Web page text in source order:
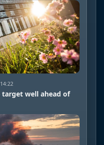
target well ahead of